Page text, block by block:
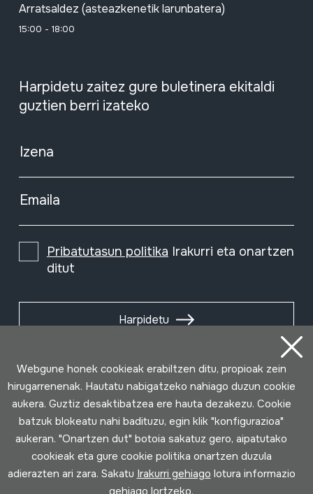
Arratsaldez (asteazkenetik larunbatera)
15:00 - 18:00
Harpidetu zaitez gure buletinera ekitaldi
guztien berri izateko
Izena
Emaila
Pribatutasun politika Irakurri eta onartzen
ditut
Harpidetu
Webgune honek cookieak erabiltzen ditu, propioak zein
hirugarrenenak. Hautatu nabigatzeko nahiago duzun cookie
aukera. Guztiz desaktibatzea ere hauta dezakezu. Cookie
batzuk blokeatu nahi badituzu, egin klik "konfigurazioa"
aukeran. "Onartzen dut" botoia sakatuz gero, aipatutako
cookieak eta gure cookie politika onartzen duzula
adierazten ari zara. Sakatu Irakurri gehiago lotura informazio
gehiago lortzeko.